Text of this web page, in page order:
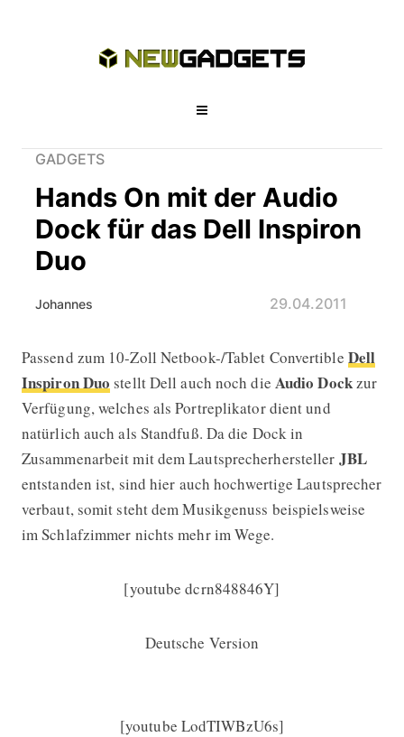
GADGETS
Hands On mit der Audio
Dock für das Dell Inspiron
Duo
Johannes 29.04.2011
Hands On mit der Audio Dock für
Passend zum 10-Zoll Netbook-/Tablet Convertible Dell
Inspiron Duo stellt Dell auch noch die Audio Dockzur
Verfügung, welches als Portreplikator dient und
natürlich auch als Standfuß. Da die Dock in
Zusammenarbeit mit dem Lautsprecherhersteller JBL
entstanden ist, sind hier auch hochwertige Lautsprecher
verbaut, somit steht dem Musikgenuss beispielsweise
im Schlafzimmer nichts mehr im Wege.
[youtube dcrn848846Y]
Deutsche Version
[youtube LodTIWBzU6s]